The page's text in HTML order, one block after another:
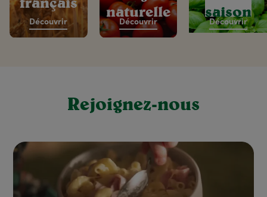
Découvrir
naturelle
Découvrir
saison
Découvrir
Rejoignez-nous